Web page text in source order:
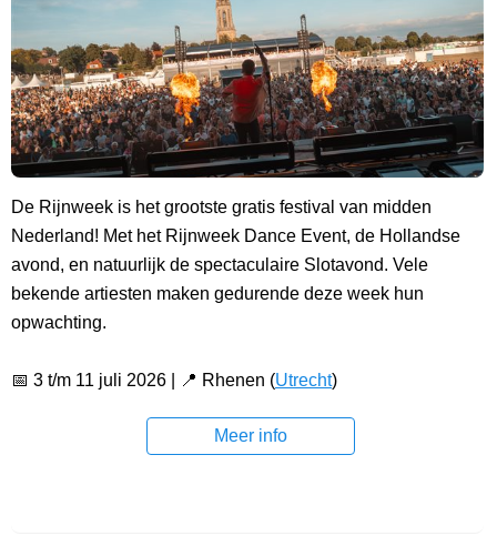
De Rijnweek is het grootste gratis festival van midden
Nederland! Met het Rijnweek Dance Event, de Hollandse
avond, en natuurlijk de spectaculaire Slotavond. Vele
bekende artiesten maken gedurende deze week hun
opwachting.
📅 3 t/m 11 juli 2026 | 📍 Rhenen (Utrecht)
Meer info